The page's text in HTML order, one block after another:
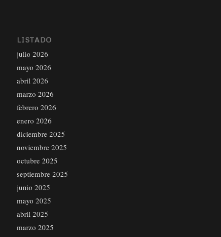
LISTADO
julio 2026
mayo 2026
abril 2026
marzo 2026
febrero 2026
enero 2026
diciembre 2025
noviembre 2025
octubre 2025
septiembre 2025
junio 2025
mayo 2025
abril 2025
marzo 2025